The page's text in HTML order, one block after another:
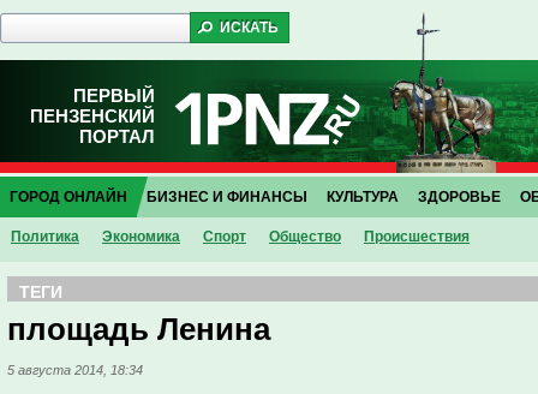
ПЕРВЫЙ
ПЕНЗЕНСКИЙ
ПОРТАЛ
ГОРОД ОНЛАЙН
Политика Экономика Спорт Общество Проиcшествия
БИЗНЕС И ФИНАНСЫ КУЛЬТУРА ЗДОРОВЬЕ
ТЕГИ
площадь Ленина
5 августа 2014, 18:34